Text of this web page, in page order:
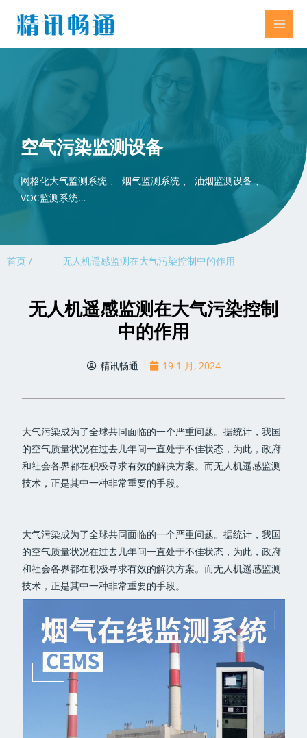
空气污染监测设备
网格化大气监测系统 、 烟气监测系统 、 油烟监测设备 、
VOC监测系统…
首页 / 无人机遥感监测在大气污染控制中的作用
无人机遥感监测在大气污染控制
中的作用
精讯畅通 19 1 月, 2024
大气污染成为了全球共同面临的一个严重问题。据统计，我国
的空气质量状况在过去几年间一直处于不佳状态，为此，政府
和社会各界都在积极寻求有效的解决方案。而无人机遥感监测
技术，正是其中一种非常重要的手段。
大气污染成为了全球共同面临的一个严重问题。据统计，我国
的空气质量状况在过去几年间一直处于不佳状态，为此，政府
和社会各界都在积极寻求有效的解决方案。而无人机遥感监测
技术，正是其中一种非常重要的手段。